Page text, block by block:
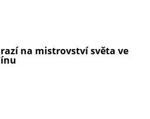
na mistrovství světa ve